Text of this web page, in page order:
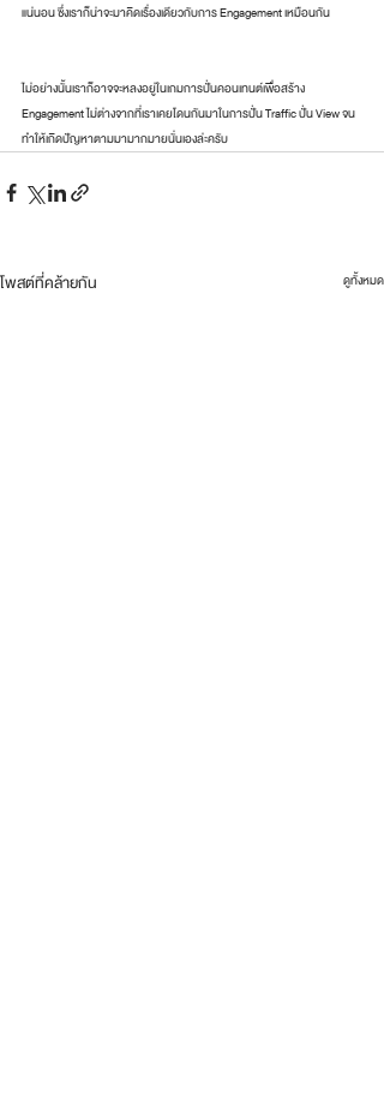
แน่นอน ซึ่งเราก็น่าจะมาคิดเรื่องเดียวกับการ Engagement เหมือนกัน
ไม่อย่างนั้นเราก็อาจจะหลงอยู่ในเกมการปั่นคอนเทนต์เพื่อสร้าง
Engagement ไม่ต่างจากที่เราเคยโดนกันมาในการปั่น Traffic ปั่น View จน
ทำให้เกิดปัญหาตามมามากมายนั่นเองล่ะครับ
โพสต์ที่คล้ายกัน ดูทั้งหมด